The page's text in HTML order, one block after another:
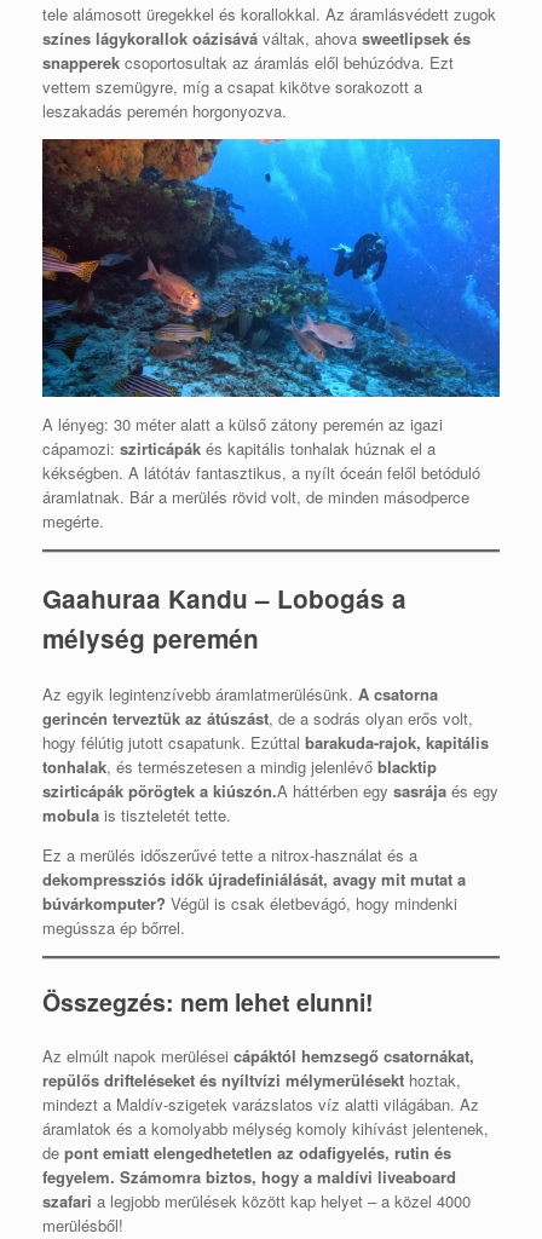
tele alámosott üregekkel és korallokkal. Az áramlásvédett zugok
színes lágykorallok oázisává váltak, ahova sweetlipsek és
snapperek csoportosultak az áramlás elől behúzódva. Ezt
vettem szemügyre, míg a csapat kikötve sorakozott a
leszakadás peremén horgonyozva.
A lényeg: 30 méter alatt a külső zátony peremén az igazi
cápamozi: szirticápák és kapitális tonhalak húznak el a
kékségben. A látótáv fantasztikus, a nyílt óceán felől betóduló
áramlatnak. Bár a merülés rövid volt, de minden másodperce
megérte.
Gaahuraa Kandu – Lobogás a
mélység peremén
Az egyik legintenzívebb áramlatmerülésünk. A csatorna
gerincén terveztük az átúszást, de a sodrás olyan erős volt,
hogy félútig jutott csapatunk. Ezúttal barakuda-rajok, kapitális
tonhalak, és természetesen a mindig jelenlévő blacktip
szirticápák pörögtek a kiúszón.A háttérben egy sasrája és egy
mobula is tiszteletét tette.
Ez a merülés időszerűvé tette a nitrox-használat és a
dekompressziós idők újradefiniálását, avagy mit mutat a
búvárkomputer? Végül is csak életbevágó, hogy mindenki
megússza ép bőrrel.
Összegzés: nem lehet elunni!
Az elmúlt napok merülései cápáktól hemzsegő csatornákat,
repülős drifteléseket és nyíltvízi mélymerülésekt hoztak,
mindezt a Maldív-szigetek varázslatos víz alatti világában. Az
áramlatok és a komolyabb mélység komoly kihívást jelentenek,
de pont emiatt elengedhetetlen az odafigyelés, rutin és
fegyelem. Számomra biztos, hogy a maldívi liveaboard
szafari a legjobb merülések között kap helyet – a közel 4000
merülésből!